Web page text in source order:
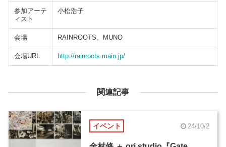
参加アーテ
ィスト
小松浩子
会場 RAINROOTS、MUNO
会場URL http://rainroots.main.jp/
関連記事
イベント 24/10/2